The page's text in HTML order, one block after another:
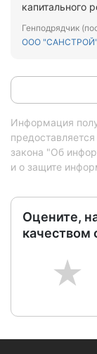
Генподрядчик
ООО "САНСТРОЙ"
Информация
закона "Об
и о защите
Оцените,
качеством
1